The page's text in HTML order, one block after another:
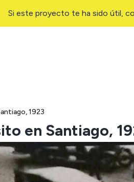
Si este proyecto te ha sido útil,
1923
en Santiago,